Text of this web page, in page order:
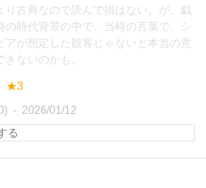
り古典なので読んで損はない。が、戯
の時代背景の中で、当時の言葉で、シ
アが想定した観客じゃないと本当の意
きないのかも。
★3
2026/01/12